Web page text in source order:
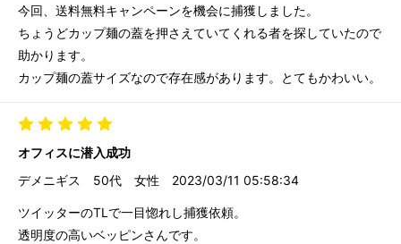
今回、送料無料キャンペーンを機会に捕獲しました。
ちょうどカップ麺の蓋を押さえていてくれる者を探していたので
助かります。
カップ麺の蓋サイズなので存在感があります。とてもかわいい。
オフィスに潜入成功
デメニギス
50代 女性 2023/03/11 05:58:34
ツイッターのTLで一目惚れし捕獲依頼。
透明度の高いベッピンさんです。